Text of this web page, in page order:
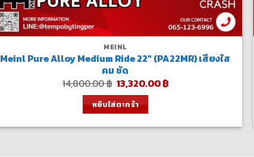
MEINL
Meinl Pure Alloy Medium Ride 22″ (PA22MR) เสียงใส
คม ชัด
14,800.00฿ Original
price
was:
14,800.00 ฿.
13,320.00฿Current
หยิบใส่ตะกร้า